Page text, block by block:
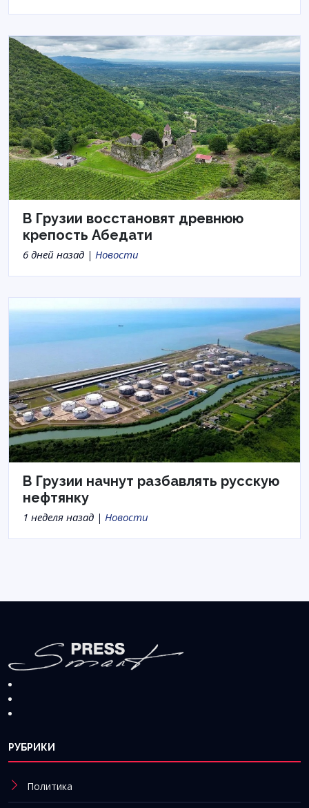
В Грузии восстановят древнюю
крепость Абедати
6 дней назад | Новости
В Грузии начнут разбавлять русскую
нефтянку
1 неделя назад | Новости
РУБРИКИ
Политика